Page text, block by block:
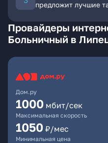
предложит лучшие
Провайдеры
Больничный в
Дом.ру
1000 мбит/сек
Максимальная скорость
1050 ₽/мес
Минимальная цена